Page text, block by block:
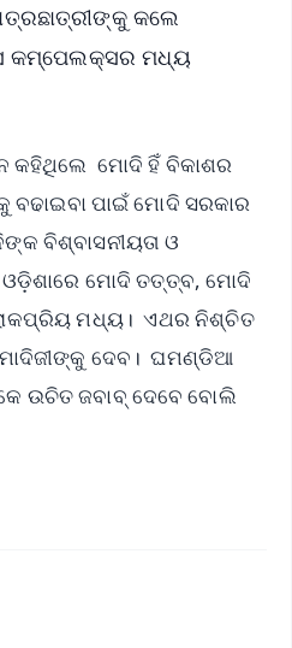
କଲେ
କମ୍ପେଲକ୍ସର ମଧ୍ୟ
କହିଥିଲେ ମୋଦି ହିଁ ବିକାଶର
ବଢାଇବା ପାଇଁ ମୋଦି ସରକାର
ବିଶ୍ବାସନୀୟତା ଓ
ମୋଦି ତତ୍ତ୍ବ, ମୋଦି
ମଧ୍ୟ। ଏଥର ନିଶ୍ଚିତ
ଦେବ। ଘମଣ୍ଡିଆ
ଉଚିତ ଜବାବ୍ ଦେବେ ବୋଲି